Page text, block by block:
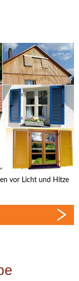
vor Licht und Hitze